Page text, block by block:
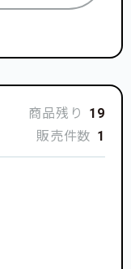
商品残り
19
販売件数 1